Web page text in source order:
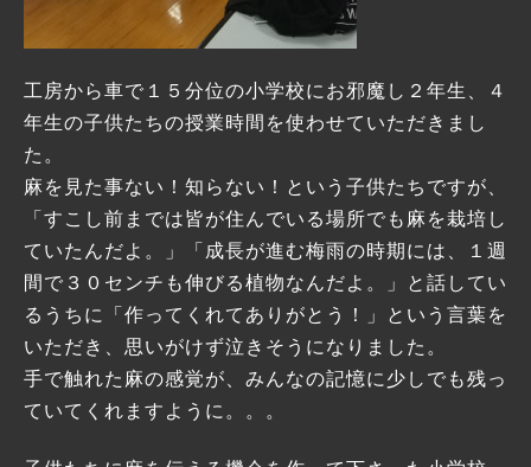
工房から車で１５分位の小学校にお邪魔し２年生、４
年生の子供たちの授業時間を使わせていただきまし
た。
麻を見た事ない！知らない！という子供たちですが、
「すこし前までは皆が住んでいる場所でも麻を栽培し
ていたんだよ。」「成長が進む梅雨の時期には、１週
間で３０センチも伸びる植物なんだよ。」と話してい
るうちに「作ってくれてありがとう！」という言葉を
いただき、思いがけず泣きそうになりました。
手で触れた麻の感覚が、みんなの記憶に少しでも残っ
ていてくれますように。。。